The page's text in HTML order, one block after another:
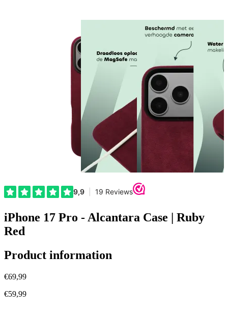
iPhone 17 Pro - Alcantara Case | Ruby
Red
Product information
€69,99
€59,99